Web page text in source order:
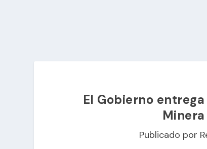
El Gobierno
Publicado por